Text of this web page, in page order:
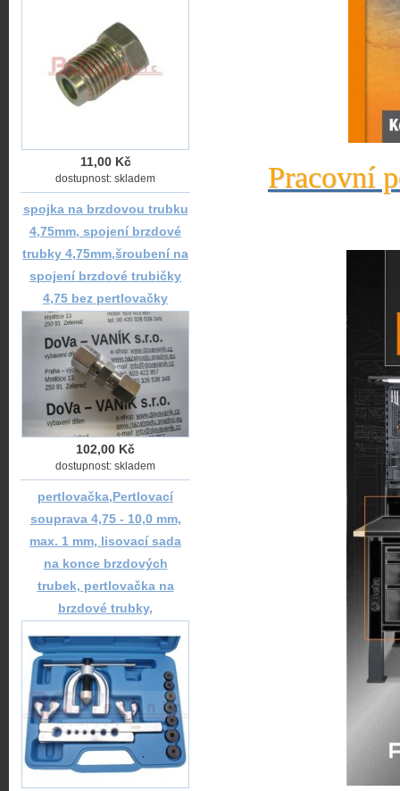
Pracovní
11,00 Kč
dostupnost: skladem
spojka na brzdovou trubku
4,75mm, spojení brzdové
trubky 4,75mm,šroubení na
spojení brzdové trubičky
4,75 bez pertlovačky
102,00 Kč
dostupnost: skladem
pertlovačka,Pertlovací
souprava 4,75 - 10,0 mm,
max. 1 mm, lisovací sada
na konce brzdových
trubek, pertlovačka na
brzdové trubky,